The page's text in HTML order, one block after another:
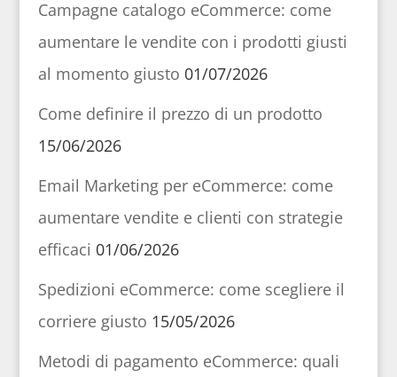
Campagne catalogo eCommerce: come
aumentare le vendite con i prodotti giusti
al momento giusto 01/07/2026
Come definire il prezzo di un prodotto
15/06/2026
Email Marketing per eCommerce: come
aumentare vendite e clienti con strategie
efficaci 01/06/2026
Spedizioni eCommerce: come scegliere il
corriere giusto 15/05/2026
Metodi di pagamento eCommerce: quali